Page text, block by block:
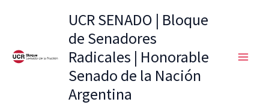
UCR SENADO | Bloque
de Senadores
Radicales | Honorable
Senado de la Nación
Argentina